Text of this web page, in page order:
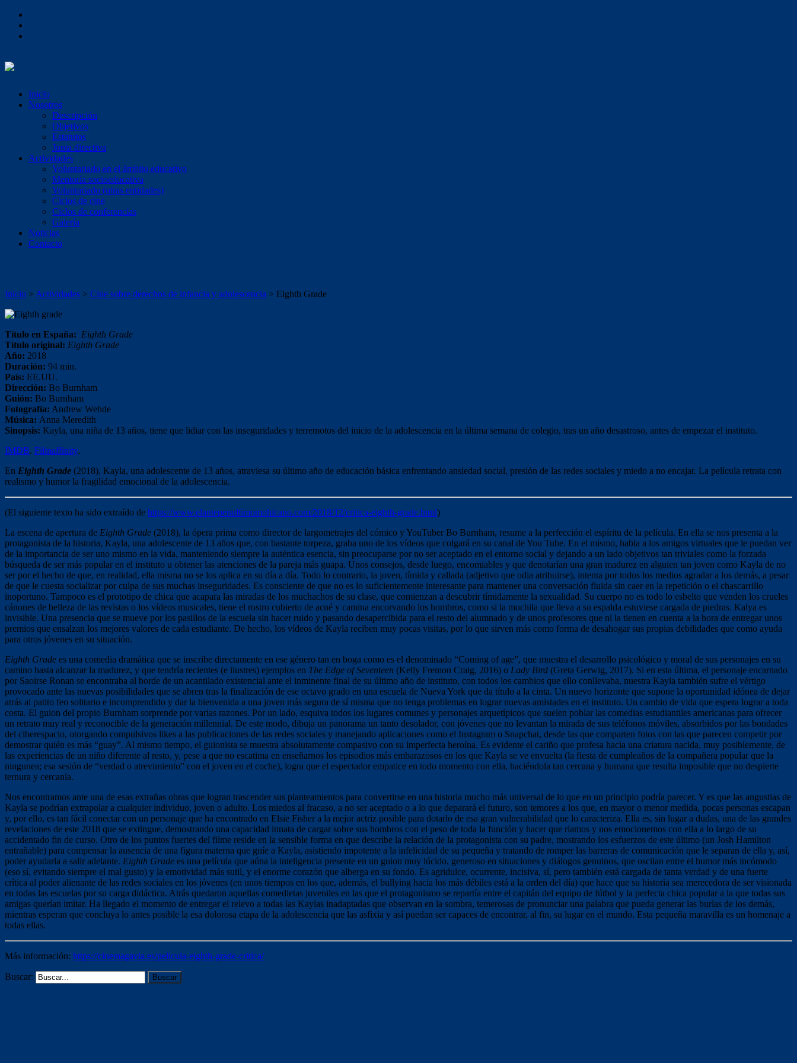
Inicio
Nosotros
Descripción
Objetivos
Estatutos
Junta directiva
Actividades
Voluntariado en el ámbito educativo
Mentoría socioeducativa
Voluntariado (otras entidades)
Ciclos de cine
Ciclos de conferencias
Galería
Noticias
Contacto
Inicio > Actividades > Cine sobre derechos de infancia y adolescencia > Eighth Grade
Título en España: Eighth Grade
Título original: Eighth Grade
Año: 2018
Duración: 94 min.
País: EE.UU.
Dirección: Bo Burnham
Guión: Bo Burnham
Fotografía: Andrew Wehde
Música: Anna Meredith
Sinopsis: Kayla, una niña de 13 años, tiene que lidiar con las inseguridades y terremotos del inicio de la adolescencia en la última semana de colegio, tras un año desastroso, antes de empezar el instituto.
IMDB. Filmaffinity.
En Eighth Grade (2018), Kayla, una adolescente de 13 años, atraviesa su último año de educación básica enfrentando ansiedad social, presión de las redes sociales y miedo a no encajar. La película retrata con
realismo y humor la fragilidad emocional de la adolescencia.
(El siguiente texto ha sido extraído de https://www.elantepenultimomohicano.com/2018/12/critica-eighth-grade.html)
La escena de apertura de Eighth Grade (2018), la ópera prima como director de largometrajes del cómico y YouTuber Bo Burnham, resume a la perfección el espíritu de la película. En ella se nos presenta a la
protagonista de la historia, Kayla, una adolescente de 13 años que, con bastante torpeza, graba uno de los vídeos que colgará en su canal de You Tube. En el mismo, habla a los amigos virtuales que le puedan ver
de la importancia de ser uno mismo en la vida, manteniendo siempre la auténtica esencia, sin preocuparse por no ser aceptado en el entorno social y dejando a un lado objetivos tan triviales como la forzada
búsqueda de ser más popular en el instituto u obtener las atenciones de la pareja más guapa. Unos consejos, desde luego, encomiables y que denotarían una gran madurez en alguien tan joven como Kayla de no
ser por el hecho de que, en realidad, ella misma no se los aplica en su día a día. Todo lo contrario, la joven, tímida y callada (adjetivo que odia atribuirse), intenta por todos los medios agradar a los demás, a pesar
de que le cuesta socializar por culpa de sus muchas inseguridades. Es consciente de que no es lo suficientemente interesante para mantener una conversación fluida sin caer en la repetición o el chascarrillo
inoportuno. Tampoco es el prototipo de chica que acapara las miradas de los muchachos de su clase, que comienzan a descubrir tímidamente la sexualidad. Su cuerpo no es todo lo esbelto que venden los crueles
cánones de belleza de las revistas o los vídeos musicales, tiene el rostro cubierto de acné y camina encorvando los hombros, como si la mochila que lleva a su espalda estuviese cargada de piedras. Kalya es
invisible. Una presencia que se mueve por los pasillos de la escuela sin hacer ruido y pasando desapercibida para el resto del alumnado y de unos profesores que ni la tienen en cuenta a la hora de entregar unos
premios que ensalzan los mejores valores de cada estudiante. De hecho, los vídeos de Kayla reciben muy pocas visitas, por lo que sirven más como forma de desahogar sus propias debilidades que como ayuda
para otros jóvenes en su situación.
Eighth Grade es una comedia dramática que se inscribe directamente en ese género tan en boga como es el denominado “Coming of age”, que muestra el desarrollo psicológico y moral de sus personajes en su
camino hasta alcanzar la madurez, y que tendría recientes (e ilustres) ejemplos en The Edge of Seventeen (Kelly Fremon Craig, 2016) o Lady Bird (Greta Gerwig, 2017). Si en esta última, el personaje encarnado
por Saoirse Ronan se encontraba al borde de un acantilado existencial ante el inminente final de su último año de instituto, con todos los cambios que ello conllevaba, nuestra Kayla también sufre el vértigo
provocado ante las nuevas posibilidades que se abren tras la finalización de ese octavo grado en una escuela de Nueva York que da título a la cinta. Un nuevo horizonte que supone la oportunidad idónea de dejar
atrás al patito feo solitario e incomprendido y dar la bienvenida a una joven más segura de sí misma que no tenga problemas en lograr nuevas amistades en el instituto. Un cambio de vida que espera lograr a toda
costa. El guion del propio Burnham sorprende por varias razones. Por un lado, esquiva todos los lugares comunes y personajes arquetípicos que suelen poblar las comedias estudiantiles americanas para ofrecer
un retrato muy real y reconocible de la generación millennial. De este modo, dibuja un panorama un tanto desolador, con jóvenes que no levantan la mirada de sus teléfonos móviles, absorbidos por las bondades
del ciberespacio, otorgando compulsivos likes a las publicaciones de las redes sociales y manejando aplicaciones como el Instagram o Snapchat, desde las que comparten fotos con las que parecen competir por
demostrar quién es más “guay”. Al mismo tiempo, el guionista se muestra absolutamente compasivo con su imperfecta heroína. Es evidente el cariño que profesa hacia una criatura nacida, muy posiblemente, de
las experiencias de un niño diferente al resto, y, pese a que no escatima en enseñarnos los episodios más embarazosos en los que Kayla se ve envuelta (la fiesta de cumpleaños de la compañera popular que la
ningunea; esa sesión de “verdad o atrevimiento” con el joven en el coche), logra que el espectador empatice en todo momento con ella, haciéndola tan cercana y humana que resulta imposible que no despierte
ternura y cercanía.
Nos encontramos ante una de esas extrañas obras que logran trascender sus planteamientos para convertirse en una historia mucho más universal de lo que en un principio podría parecer. Y es que las angustias de
Kayla se podrían extrapolar a cualquier individuo, joven o adulto. Los miedos al fracaso, a no ser aceptado o a lo que deparará el futuro, son temores a los que, en mayor o menor medida, pocas personas escapan
y, por ello, es tan fácil conectar con un personaje que ha encontrado en Elsie Fisher a la mejor actriz posible para dotarlo de esa gran vulnerabilidad que lo caracteriza. Ella es, sin lugar a dudas, una de las grandes
revelaciones de este 2018 que se extingue, demostrando una capacidad innata de cargar sobre sus hombros con el peso de toda la función y hacer que riamos y nos emocionemos con ella a lo largo de su
accidentado fin de curso. Otro de los puntos fuertes del filme reside en la sensible forma en que describe la relación de la protagonista con su padre, mostrando los esfuerzos de este último (un Josh Hamilton
entrañable) para compensar la ausencia de una figura materna que guíe a Kayla, asistiendo impotente a la infelicidad de su pequeña y tratando de romper las barreras de comunicación que le separan de ella y, así,
poder ayudarla a salir adelante. Eighth Grade es una película que aúna la inteligencia presente en un guion muy lúcido, generoso en situaciones y diálogos genuinos, que oscilan entre el humor más incómodo
(eso sí, evitando siempre el mal gusto) y la emotividad más sutil, y el enorme corazón que alberga en su fondo. Es agridulce, ocurrente, incisiva, sí, pero también está cargada de tanta verdad y de una fuerte
crítica al poder alienante de las redes sociales en los jóvenes (en unos tiempos en los que, además, el bullying hacia los más débiles está a la orden del día) que hace que su historia sea merecedora de ser visionada
en todas las escuelas por su carga didáctica. Atrás quedaron aquellas comedietas juveniles en las que el protagonismo se repartía entre el capitán del equipo de fútbol y la perfecta chica popular a la que todas sus
amigas querían imitar. Ha llegado el momento de entregar el relevo a todas las Kaylas inadaptadas que observan en la sombra, temerosas de pronunciar una palabra que pueda generar las burlas de los demás,
mientras esperan que concluya lo antes posible la esa dolorosa etapa de la adolescencia que las asfixia y así puedan ser capaces de encontrar, al fin, su lugar en el mundo. Esta pequeña maravilla es un homenaje a
todas ellas.
Más información: https://cinemagavia.es/pelicula-eighth-grade-critica/
Buscar: